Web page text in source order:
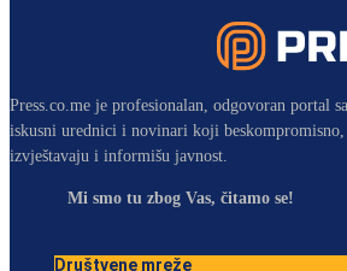
Press.co.me je profesionalan, odgovoran portal
iskusni urednici i novinari koji
izvještavaju i informišu javnost.
Mi smo tu zbog Vas, čitamo se!
Društvene mreže